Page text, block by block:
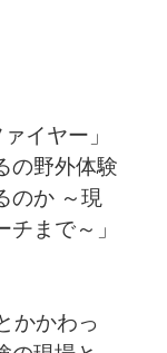
イヤー」
の野外体験
のか ～現
まで～」
かかわっ